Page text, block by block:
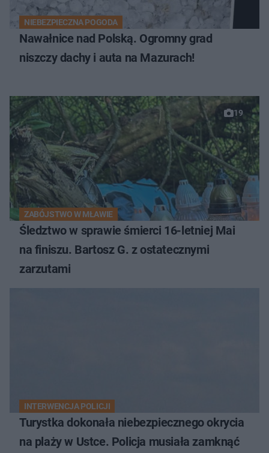
NIEBEZPIECZNA POGODA
Nawałnice nad Polską. Ogromny grad
niszczy dachy i auta na Mazurach!
19
ZABÓJSTWO W MŁAWIE
Śledztwo w sprawie śmierci 16-letniej Mai
na finiszu. Bartosz G. z ostatecznymi
zarzutami
INTERWENCJA POLICJI
Turystka dokonała niebezpiecznego okrycia
na plaży w Ustce. Policja musiała zamknąć